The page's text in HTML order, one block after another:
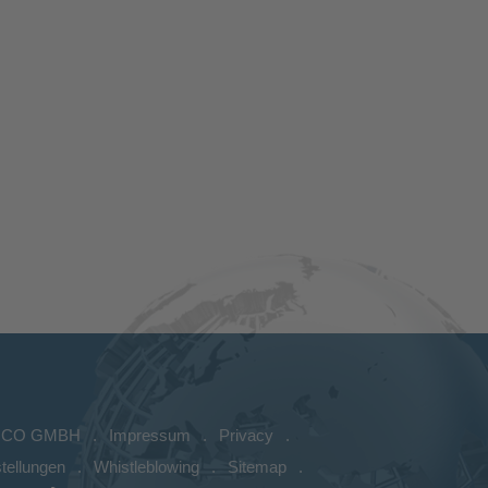
GMBH Impressum
Privacy
Whistleblowing Sitemap